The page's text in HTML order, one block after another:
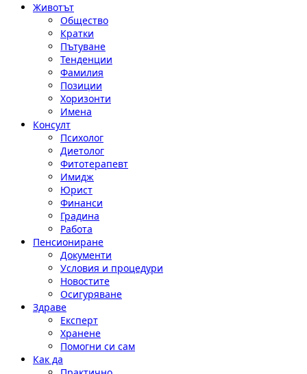
Животът
Общество
Кратки
Пътуване
Тенденции
Фамилия
Позиции
Хоризонти
Имена
Консулт
Психолог
Диетолог
Фитотерапевт
Имидж
Юрист
Финанси
Градина
Работа
Пенсиониране
Документи
Условия и процедури
Новостите
Осигуряване
Здраве
Експерт
Хранене
Помогни си сам
Как да